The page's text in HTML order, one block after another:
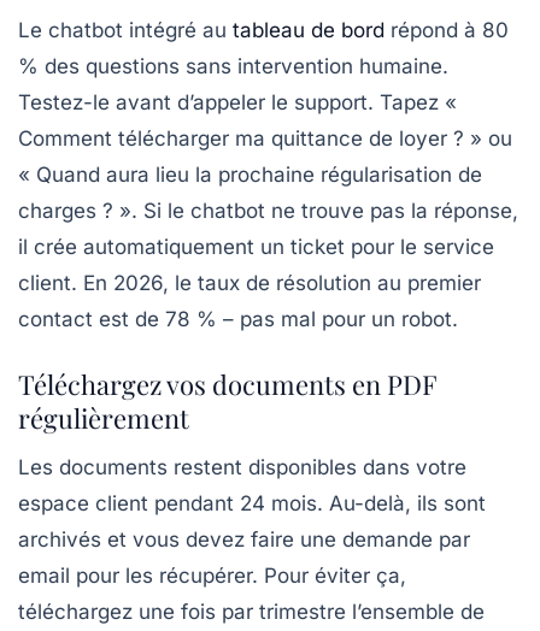
Le chatbot intégré au tableau de bord répond à 80
% des questions sans intervention humaine.
Testez-le avant d’appeler le support. Tapez «
Comment télécharger ma quittance de loyer ? » ou
« Quand aura lieu la prochaine régularisation de
charges ? ». Si le chatbot ne trouve pas la réponse,
il crée automatiquement un ticket pour le service
client. En 2026, le taux de résolution au premier
contact est de 78 % – pas mal pour un robot.
Téléchargez vos documents en PDF
régulièrement
Les documents restent disponibles dans votre
espace client pendant 24 mois. Au-delà, ils sont
archivés et vous devez faire une demande par
email pour les récupérer. Pour éviter ça,
téléchargez une fois par trimestre l’ensemble de